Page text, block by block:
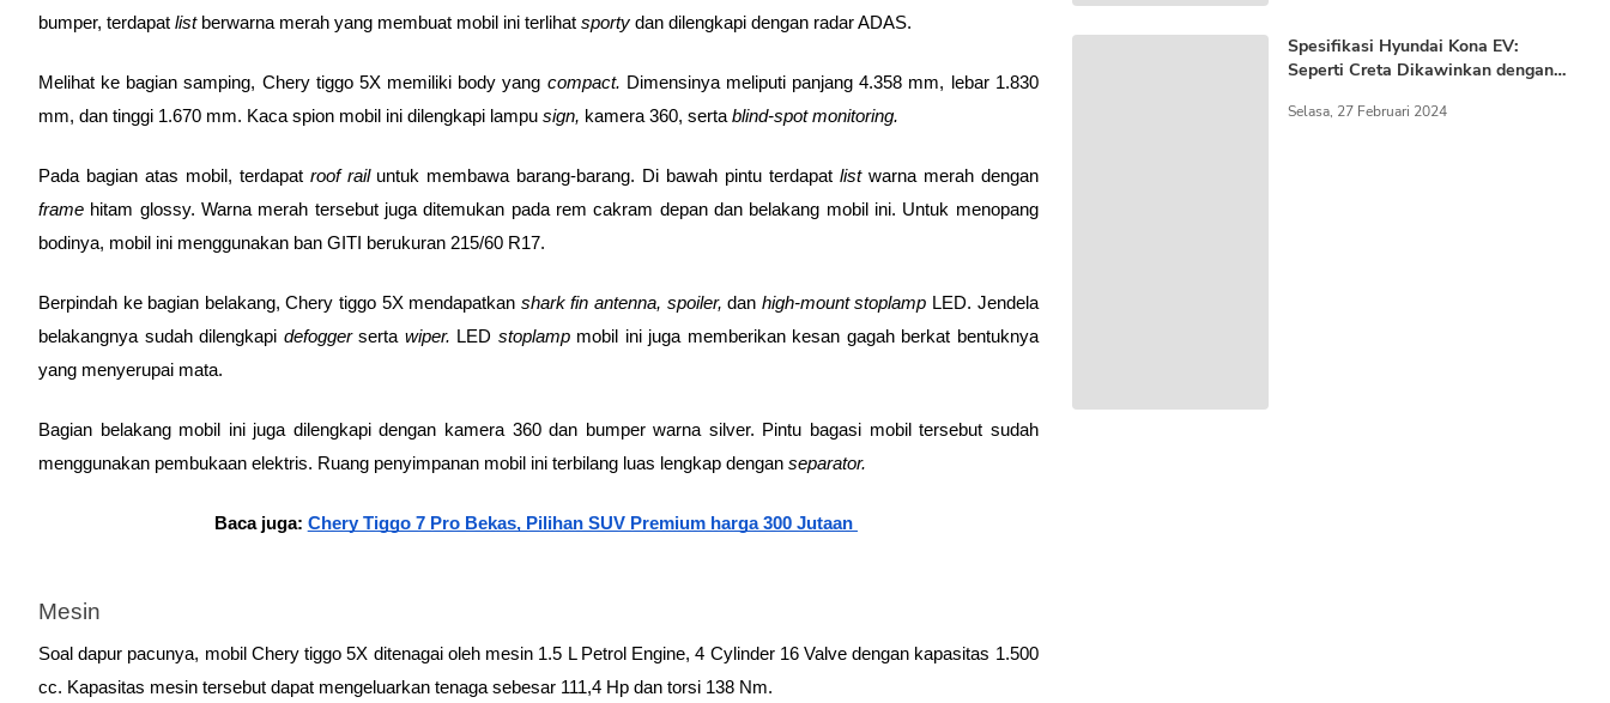
bumper, terdapat list berwarna merah yang membuat mobil ini terlihat sporty dan dilengkapi dengan radar ADAS.
Melihat ke bagian samping, Chery tiggo 5X memiliki body yang compact. Dimensinya meliputi panjang 4.358 mm, lebar 1.830
mm, dan tinggi 1.670 mm. Kaca spion mobil ini dilengkapi lampu sign, kamera 360, serta blind-spot monitoring.
Pada bagian atas mobil, terdapat roof rail untuk membawa barang-barang. Di bawah pintu terdapat list
warna merah dengan
frame hitam glossy. Warna merah tersebut juga ditemukan pada rem cakram depan dan belakang mobil ini. Untuk menopang
bodinya, mobil ini menggunakan ban GITI berukuran 215/60 R17.
Berpindah ke bagian belakang, Chery tiggo 5X mendapatkan shark fin antenna, spoiler, dan high-mount stoplamp LED. Jendela
belakangnya sudah dilengkapi defogger serta wiper. LED stoplamp mobil ini juga memberikan kesan gagah berkat bentuknya
yang menyerupai mata.
Bagian belakang mobil ini juga dilengkapi dengan kamera 360 dan bumper warna silver. Pintu bagasi mobil tersebut sudah
menggunakan pembukaan elektris. Ruang penyimpanan mobil ini terbilang luas lengkap dengan separator.
Baca juga: Chery Tiggo 7 Pro Bekas, Pilihan SUV Premium harga 300 Jutaan
Mesin
Soal dapur pacunya, mobil Chery tiggo 5X ditenagai oleh mesin 1.5 L Petrol Engine, 4 Cylinder 16 Valve dengan kapasitas 1.500
cc. Kapasitas mesin tersebut dapat mengeluarkan tenaga sebesar 111,4 Hp dan torsi 138 Nm.
Spesifikasi Hyundai Kona EV:
Seperti Creta Dikawinkan dengan
Selasa, 27 Februari 2024